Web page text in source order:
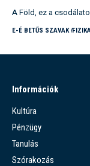
A Föld, ez a
E-É BETŰS SZAVAK
Információk
Kultúra
Pénzügy
Tanulás
Szórakozás